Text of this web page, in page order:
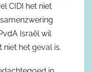
CIDI het niet
Israël wil
het geval is.